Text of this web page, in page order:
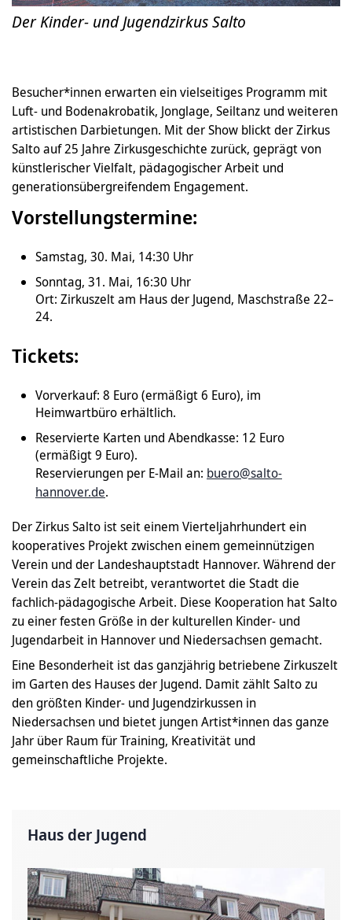
Der Kinder- und Jugendzirkus Salto
Besucher*innen erwarten ein vielseitiges Programm mit
Luft- und Bodenakrobatik, Jonglage, Seiltanz und weiteren
artistischen Darbietungen. Mit der Show blickt der Zirkus
Salto auf 25 Jahre Zirkusgeschichte zurück, geprägt von
künstlerischer Vielfalt, pädagogischer Arbeit und
generationsübergreifendem Engagement.
Vorstellungstermine:
Samstag, 30. Mai, 14:30 Uhr
Sonntag, 31. Mai, 16:30 Uhr
Ort: Zirkuszelt am Haus der Jugend, Maschstraße 22–
24.
Tickets:
Vorverkauf: 8 Euro (ermäßigt 6 Euro), im
Heimwartbüro erhältlich.
Reservierte Karten und Abendkasse: 12 Euro
(ermäßigt 9 Euro).
Reservierungen per E-Mail an: buero@salto-
hannover.de.
Der Zirkus Salto ist seit einem Vierteljahrhundert ein
kooperatives Projekt zwischen einem gemeinnützigen
Verein und der Landeshauptstadt Hannover. Während der
Verein das Zelt betreibt, verantwortet die Stadt die
fachlich-pädagogische Arbeit. Diese Kooperation hat Salto
zu einer festen Größe in der kulturellen Kinder- und
Jugendarbeit in Hannover und Niedersachsen gemacht.
Eine Besonderheit ist das ganzjährig betriebene Zirkuszelt
im Garten des Hauses der Jugend. Damit zählt Salto zu
den größten Kinder- und Jugendzirkussen in
Niedersachsen und bietet jungen Artist*innen das ganze
Jahr über Raum für Training, Kreativität und
gemeinschaftliche Projekte.
Haus der Jugend